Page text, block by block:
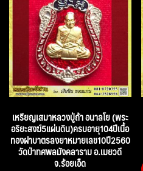
เหรียญเสมาหลวงปู่ถ้า อนาลโย (พระ
อริยะสงฆ์5แผ่นดิน)ครบอายุ104ปีเนื้อ
ทองฝาบาตรลงยาหมายเลข10ปี2560
วัดป่าทศพลมังคลาราม อ.เมยวดี
จ.ร้อยเอ็ด